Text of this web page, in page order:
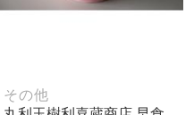
その他